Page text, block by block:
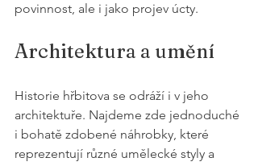
povinnost, ale i jako projev úcty.
Architektura a umění
Historie hřbitova se odráží i v jeho
architektuře. Najdeme zde jednoduché
i bohatě zdobené náhrobky, které
reprezentují různé umělecké styly a